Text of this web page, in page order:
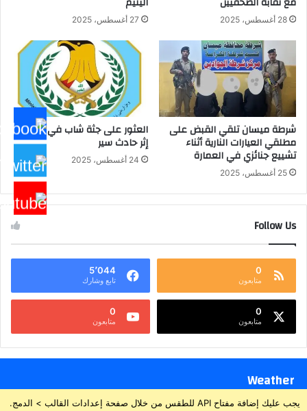
28 أغسطس، 2025 27 أغسطس، 2025
شرطة ميسان تلقي القبض على
مطلقي العيارات النارية أثناء
تشييع جنائزي في العمارة
25 أغسطس، 2025
العثور على جثة شاب في ميسان
إثر حادث سير
24 أغسطس، 2025
Follow Us
0
متابعون
5٬044
تابع وشارك
0
متابعون
0
متابعون
Weather
يجب عليك إضافة مفتاح API للطقس من خلال صفحة إعدادات القالب > الدمج.